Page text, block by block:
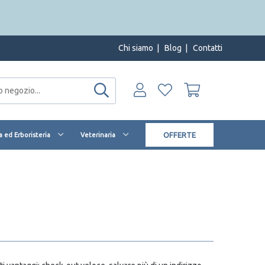
Chi siamo Blog Contatti
ed Erboristeria Veterinaria OFFERTE